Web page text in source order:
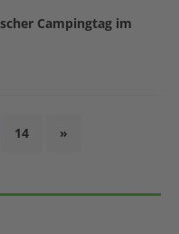
Campingtag im
14 »